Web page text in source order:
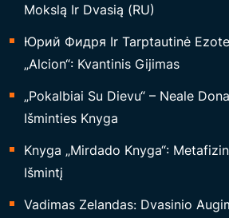
Mokslą Ir Dvasią (RU)
Юрий Фидря Ir Tarptautinė
„Alcion“: Kvantinis Gijimas
„Pokalbiai Su Dievu“ – Neale
Išminties Knyga
Knyga „Mirdado Knyga“:
Išmintį
Vadimas Zelandas: Dvasinio